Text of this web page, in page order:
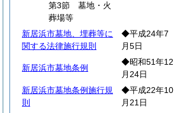
第3節 墓地・火
葬場等
新居浜市墓地、埋葬等に
関する法律施行規則
◆平成24年7
月5日
新居浜市墓地条例
◆昭和51年12
月24日
新居浜市墓地条例施行規
則
◆平成22年10
月21日